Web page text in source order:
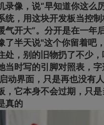
录像，说“早知道你这么
统，用这块开发板当控
气开大”。分开是在一年
了半天说"这个你留着吧
处，别的旧物扔了不少
当时写的引脚对照表，
动界面，只是再也没有
，它本身不会过期，只
真的